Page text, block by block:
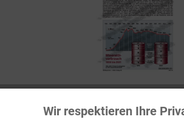
FunktionaleWir respektieren Ihre